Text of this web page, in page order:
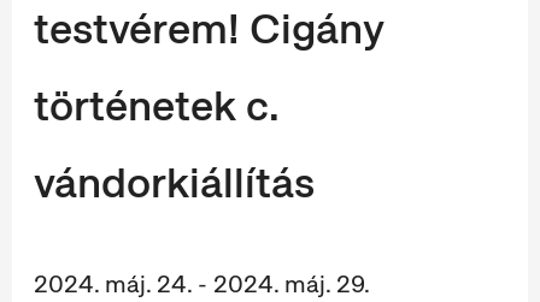
testvérem! Cigány
történetek c.
vándorkiállítás
2024. máj. 24. - 2024. máj. 29.